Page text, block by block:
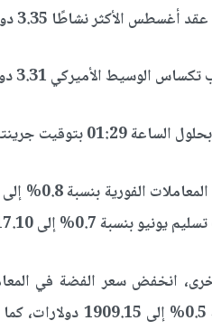
‌3.35 دولارات أو 3.63% إلى 95.6 دولارًا
3.31 دولارات أو 3.73% إلى 91.99 دولارًا
بتوقيت جرينتش
0.7% إلى 4417.10 دولارًا